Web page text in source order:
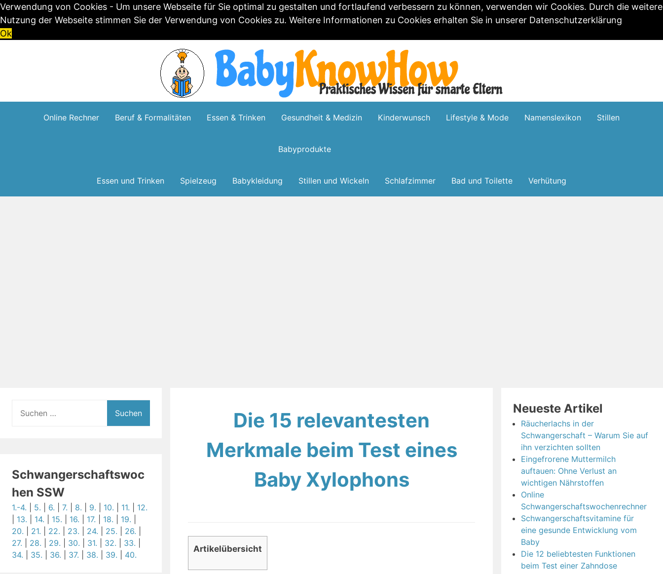
Verwendung von Cookies - Um unsere Webseite für Sie optimal zu gestalten und fortlaufend verbessern zu können, verwenden wir Cookies. Durch die weitere
Nutzung der Webseite stimmen Sie der Verwendung von Cookies zu. Weitere Informationen zu Cookies erhalten Sie in unserer Datenschutzerklärung
Ok
Online Rechner Beruf & Formalitäten Essen & Trinken Gesundheit & Medizin Kinderwunsch Lifestyle & Mode Namenslexikon Stillen
Babyprodukte
Essen und Trinken Spielzeug Babykleidung Stillen und Wickeln Schlafzimmer Bad und Toilette Verhütung
Die 15 relevantesten
Merkmale beim Test eines
Baby Xylophons
Artikelübersicht
nach:
Schwangerschaftswoc
hen SSW
1.-4. 5. 6. 7. 8. 9. 10. 11.
12.
13. 14. 15. 16. 17. 18. 19.
20.
21. 22. 23. 24. 25. 26.
27.
28. 29. 30. 31. 32. 33.
34.
35. 36. 37. 38. 39. 40.
Neueste Artikel
Räucherlachs in der
Schwangerschaft – Warum Sie auf
ihn verzichten sollten
Eingefrorene Muttermilch
auftauen: Ohne Verlust an
wichtigen Nährstoffen
Online
Schwangerschaftswochenrechner
Schwangerschaftsvitamine für
eine gesunde Entwicklung vom
Baby
Die 12 beliebtesten Funktionen
beim Test einer Zahndose